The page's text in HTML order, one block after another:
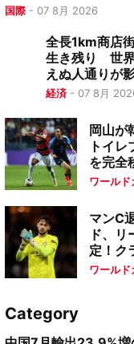
国際 - 07 8月 2026
全長1km商店
生き残り 世
えぬ人通りが
経済- 07 8月
岡山が
トイ
を完全
しいシ
ワールド
マンC
ド、リ
定！ク
中碧と
ワールド
Category